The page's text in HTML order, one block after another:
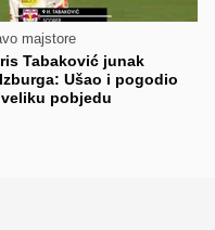
majstore
Tabaković junak
Ušao i pogodio
veliku pobjedu